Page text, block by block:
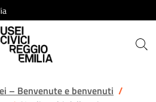
Musei Civici di Reggio Emilia
– Benvenute e benvenuti